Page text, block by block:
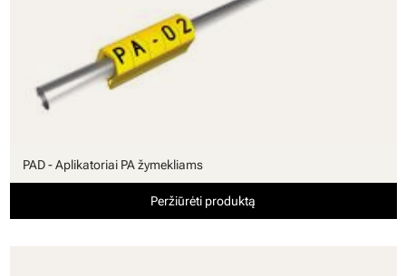
PAD - Aplikatoriai PA žymekliams
Peržiūrėti produktą